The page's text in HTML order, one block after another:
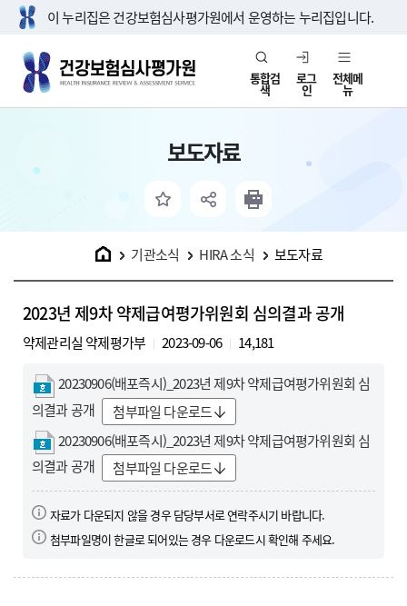
이 누리집은 건강보험심사평가원에서 운영하는 누리집입니다.
통합검
색
로그
인
전체메
뉴
보도자료
홈 기관소식 HIRA 소식 보도자료
2023년 제9차 약제급여평가위원회 심의결과 공개
약제관리실 약제평가부 2023-09-06 14,181
20230906(배포즉시)_2023년 제9차 약제급여평가위원회 심
의결과 공개
첨부파일 다운로드
20230906(배포즉시)_2023년 제9차 약제급여평가위원회 심
의결과 공개
첨부파일 다운로드
자료가 다운되지 않을 경우 담당부서로 연락주시기 바랍니다.
첨부파일명이 한글로 되어있는 경우 다운로드시 확인해 주세요.